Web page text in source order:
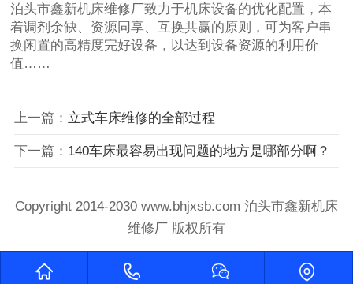
泊头市鑫新机床维修厂致力于机床设备的优化配置，本
着调剂余缺、资源同享、互换共赢的原则，可为客户串
换闲置的高精度完好设备，以达到设备资源的利用价
值……
上一篇： 立式车床维修的全部过程
下一篇： 140车床最容易出现问题的地方是哪部分啊？
Copyright 2014-2030 www.bhjxsb.com 泊头市鑫新机床
维修厂 版权所有